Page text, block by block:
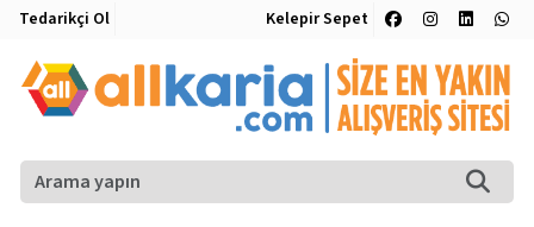
Tedarikçi Ol Kelepir Sepet